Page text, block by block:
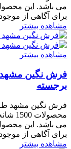
برای آگاهی از
مشاهده بیشتر
مشاهده بیشتر
برجسته
برای آگاهی از
مشاهده بیشتر